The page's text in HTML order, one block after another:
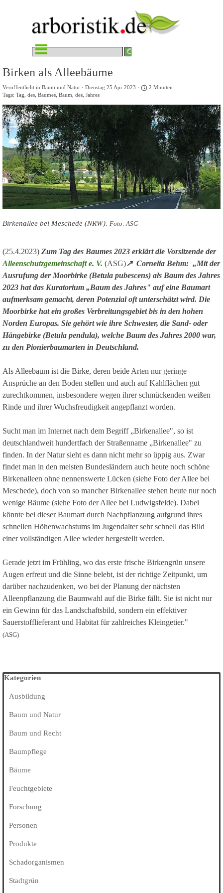
Menü überspringen
Birken als Alleebäume
Veröffentlicht in Baum und Natur · Dienstag 25 Apr 2023 ·
2 Minuten
Tags: Tag des Baumes Baum des Jahres
Birkenallee bei Meschede (NRW). Foto: ASG
(25.4.2023) Zum Tag des Baumes 2023 erklärt die Vorsitzende der
Alleenschutzgemeinschaft e. V. (ASG)↗ Cornelia Behm: „Mit der
Ausrufung der Moorbirke (Betula pubescens) als Baum des Jahres
2023 hat das Kuratorium „Baum des Jahres" auf eine Baumart
aufmerksam gemacht, deren Potenzial oft unterschätzt wird. Die
Moorbirke hat ein großes Verbreitungsgebiet bis in den hohen
Norden Europas. Sie gehört wie ihre Schwester, die Sand- oder
Hängebirke (Betula pendula), welche Baum des Jahres 2000 war,
zu den Pionierbaumarten in Deutschland.
Als Alleebaum ist die Birke, deren beide Arten nur geringe
Ansprüche an den Boden stellen und auch auf Kahlflächen gut
zurechtkommen, insbesondere wegen ihrer schmückenden weißen
Rinde und ihrer Wuchsfreudigkeit angepflanzt worden.
Sucht man im Internet nach dem Begriff „Birkenallee", so ist
deutschlandweit hundertfach der Straßenname „Birkenallee" zu
finden. In der Natur sieht es dann nicht mehr so üppig aus. Zwar
findet man in den meisten Bundesländern auch heute noch schöne
Birkenalleen ohne nennenswerte Lücken (siehe Foto der Allee bei
Meschede), doch von so mancher Birkenallee stehen heute nur noch
wenige Bäume (siehe Foto der Allee bei Ludwigsfelde). Dabei
könnte bei dieser Baumart durch Nachpflanzung aufgrund ihres
schnellen Höhenwachstums im Jugendalter sehr schnell das Bild
einer vollständigen Allee wieder hergestellt werden.
Gerade jetzt im Frühling, wo das erste frische Birkengrün unsere
Augen erfreut und die Sinne belebt, ist der richtige Zeitpunkt, um
darüber nachzudenken, wo bei der Planung der nächsten
Alleenpflanzung die Baumwahl auf die Birke fällt. Sie ist nicht nur
ein Gewinn für das Landschaftsbild, sondern ein effektiver
Sauerstofflieferant und Habitat für zahlreiches Kleingetier."
(ASG)
Block überspringen Kategorien
Kategorien
Ausbildung
Baum und Natur
Baum und Recht
Baumpflege
Bäume
Feuchtgebiete
Forschung
Personen
Produkte
Schadorganismen
Stadtgrün